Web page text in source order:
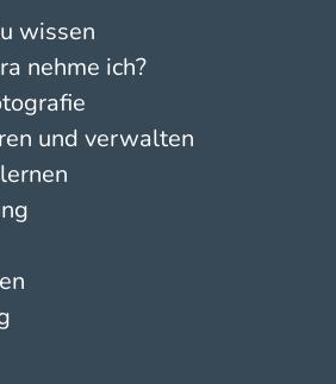
wissen
nehme ich?
und verwalten